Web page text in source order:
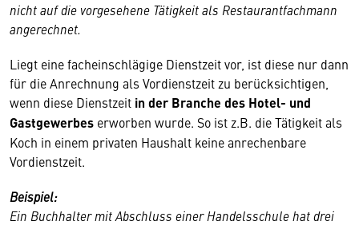
nicht auf die vorgesehene Tätigkeit als Restaurantfachmann
angerechnet.
Liegt eine facheinschlägige Dienstzeit vor, ist diese nur dann
für die Anrechnung als Vordienstzeit zu berücksichtigen,
wenn diese Dienstzeit in der Branche des Hotel- und
Gastgewerbes erworben wurde. So ist z.B. die Tätigkeit als
Koch in einem privaten Haushalt keine anrechenbare
Vordienstzeit.
Beispiel:
Ein Buchhalter mit Abschluss einer Handelsschule hat drei